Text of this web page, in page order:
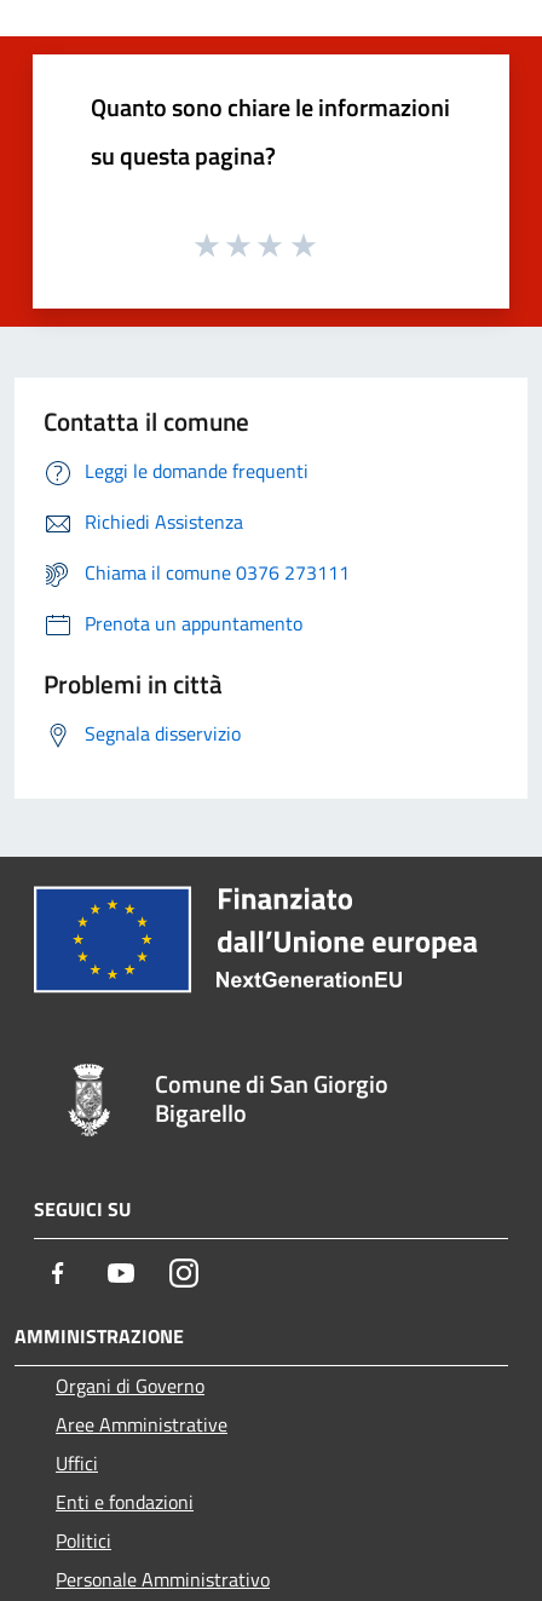
Quanto sono chiare le informazioni
su questa pagina?
Contatta il comune
Leggi le domande frequenti
Richiedi Assistenza
Chiama il comune 0376 273111
Prenota un appuntamento
Problemi in città
Segnala disservizio
Comune di San Giorgio
Bigarello
SEGUICI SU
Facebook YoutubeInstagram
AMMINISTRAZIONE
Organi di Governo
Aree Amministrative
Uffici
Enti e fondazioni
Politici
Personale Amministrativo